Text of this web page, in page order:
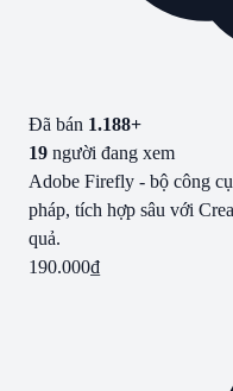
Đã bán 1.188+
19 người đang xem
Adobe Firefly - bộ công
pháp, tích hợp sâu với
quả.
190.000₫